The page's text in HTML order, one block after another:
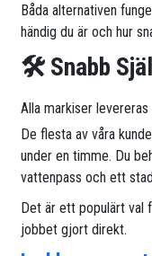
Båda alternativen
händig du är och hur
🛠 Snabb
Alla markiser
De flesta av våra
under en timme. Du
vattenpass och ett
Det är ett populärt val
jobbet gjort direkt.